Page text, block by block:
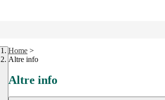
Home >
Altre info
Altre info